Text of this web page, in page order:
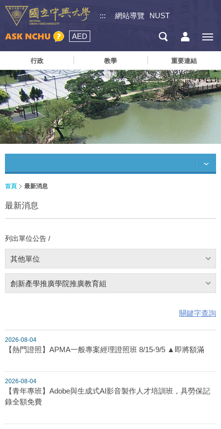
::: 網站導覽 NUST
AED
行政 教學 重要連結
首頁 最新消息
最新消息
列出單位公告 /
其他單位
創新產學推廣學院推廣教育組
關鍵字查詢
2026-08-04
【熱門證照】APMA一般專案經理證照班 8/15-9/5 ▲即將額滿
2026-08-04
【青年專班】Adobe與生成式AI影音製作人才培訓班，具勞保記
錄全額免費